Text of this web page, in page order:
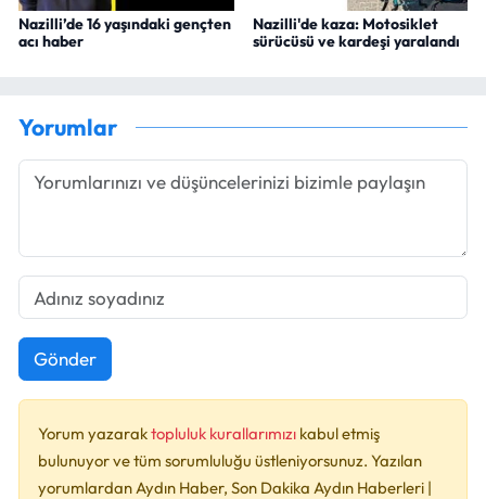
Nazilli’de 16 yaşındaki gençten
acı haber
Nazilli'de kaza: Motosiklet
sürücüsü ve kardeşi yaralandı
Yorumlar
Gönder
Yorum yazaraktopluluk kurallarımızı kabul etmiş
bulunuyor ve tüm sorumluluğu üstleniyorsunuz. Yazılan
yorumlardan Aydın Haber, Son Dakika Aydın Haberleri |